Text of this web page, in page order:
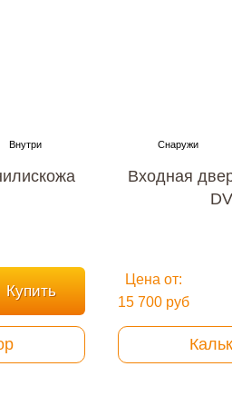
Купить
Входная
Цена от:
15 700 руб